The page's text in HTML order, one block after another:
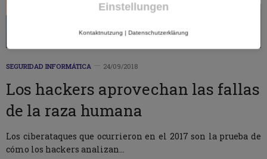
SEGURIDAD INFORMÁTICA 24/09/2018
Los hackers aprovechan las fallas
de la raza humana
Los ciberataques que ocurrieron en el 2017 son la prueba de
cómo los hackers analizan…
Einstellungen
Kontaktnutzung | Datenschutzerklärung